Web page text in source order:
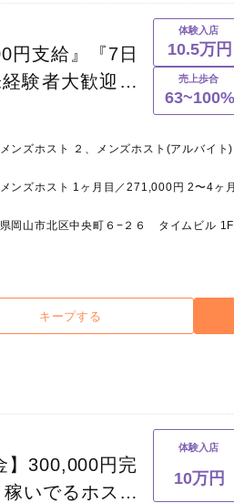
支給』『7日
験者大歓迎！
体験入店
10.5万円
売上歩合
63~100%
メンズホスト ２、メンズホスト(アルバイ
岡山市北区中央町６−２６ タイムビル 1F
キープする
】300,000円完
いでるホスト
体験入店
10万円